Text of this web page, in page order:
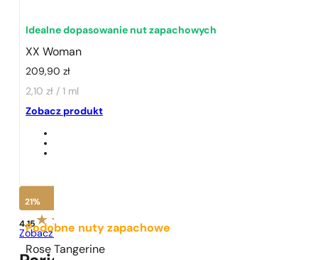
1 - 3 szt.
Idealne dopasowanie nut zapachowych
XX Woman
209,90zł
2,10 zł / 1 ml
Zobacz produkt
Podobne nuty zapachowe
Rose Tangerine
21%
4.15
Zobacz opinie